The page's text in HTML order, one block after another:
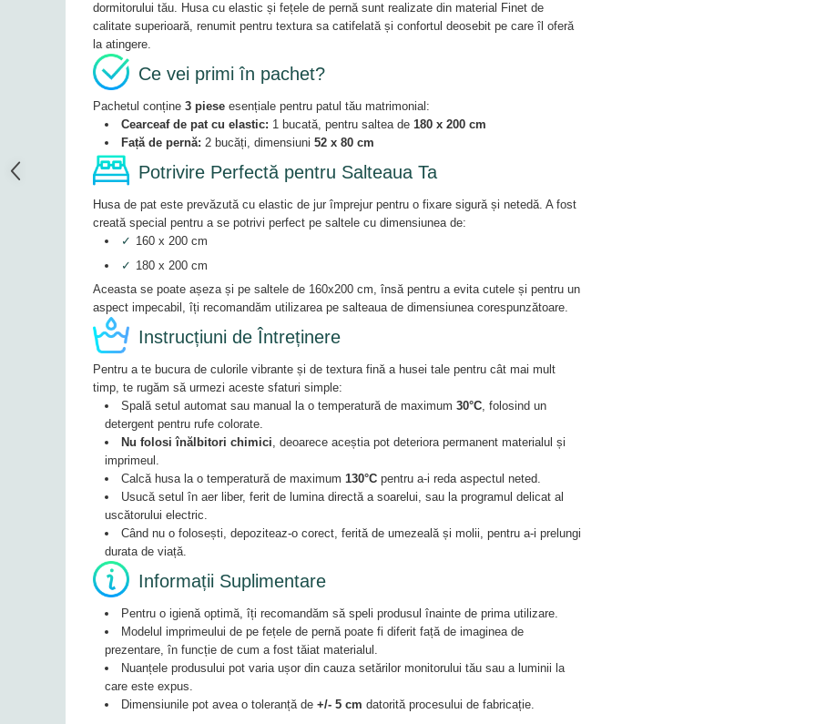
dormitorului tău. Husa cu elastic și fețele de pernă sunt realizate din material Finet de
calitate superioară, renumit pentru textura sa catifelată și confortul deosebit pe care îl oferă
la atingere.
Ce vei primi în pachet?
Pachetul conține 3 piese esențiale pentru patul tău matrimonial:
Cearceaf de pat cu elastic: 1 bucată, pentru saltea de 180 x 200 cm
Față de pernă: 2 bucăți, dimensiuni 52 x 80 cm
Potrivire Perfectă pentru Salteaua Ta
Husa de pat este prevăzută cu elastic de jur împrejur pentru o fixare sigură și netedă. A fost
creată special pentru a se potrivi perfect pe saltele cu dimensiunea de:
✓ 160 x 200 cm
✓ 180 x 200 cm
Aceasta se poate așeza și pe saltele de 160x200 cm, însă pentru a evita cutele și pentru un
aspect impecabil, îți recomandăm utilizarea pe salteaua de dimensiunea corespunzătoare.
Instrucțiuni de Întreținere
Pentru a te bucura de culorile vibrante și de textura fină a husei tale pentru cât mai mult
timp, te rugăm să urmezi aceste sfaturi simple:
Spală setul automat sau manual la o temperatură de maximum 30°C, folosind un
detergent pentru rufe colorate.
Nu folosi înălbitori chimici, deoarece aceștia pot deteriora permanent materialul și
imprimeul.
Calcă husa la o temperatură de maximum 130°C pentru a-i reda aspectul neted.
Usucă setul în aer liber, ferit de lumina directă a soarelui, sau la programul delicat al
uscătorului electric.
Când nu o folosești, depoziteaz-o corect, ferită de umezeală și molii, pentru a-i prelungi
durata de viață.
Informații Suplimentare
Pentru o igienă optimă, îți recomandăm să speli produsul înainte de prima utilizare.
Modelul imprimeului de pe fețele de pernă poate fi diferit față de imaginea de
prezentare, în funcție de cum a fost tăiat materialul.
Nuanțele produsului pot varia ușor din cauza setărilor monitorului tău sau a luminii la
care este expus.
Dimensiunile pot avea o toleranță de +/- 5 cm datorită procesului de fabricație.